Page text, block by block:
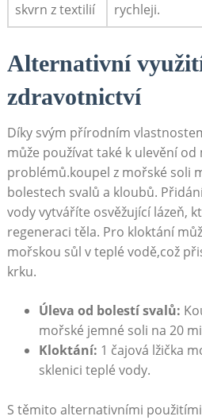
skvrn z textilií
rychleji.
Alternativní
zdravotnictví
Díky svým přírodním
může používat také k ulevění
problémů.koupel z mořské soli
bolestech svalů a kloubů.
vody vytváříte osvěžující lázeň,
regeneraci těla. Pro kloktání
mořskou sůl v teplé vodě,což
krku.
Úleva od bolestí svalů:
mořské jemné soli na 20
Kloktání: 1 čajová lžička
sklenici teplé vody.
S těmito alternativními